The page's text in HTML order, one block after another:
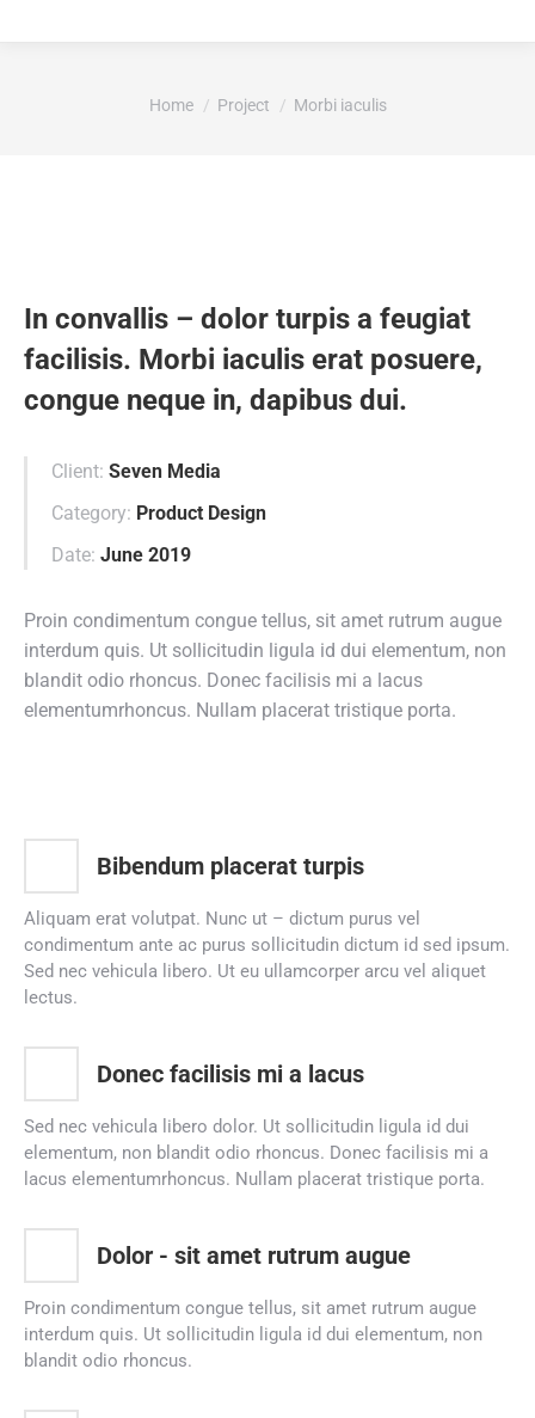
Je bent hier:
Home Project Morbi iaculis
In convallis – dolor turpis a feugiat
facilisis. Morbi iaculis erat posuere,
congue neque in, dapibus dui.
Client: Seven Media
Category: Product Design
Date: June 2019
Proin condimentum congue tellus, sit amet rutrum augue
interdum quis. Ut sollicitudin ligula id dui elementum, non
blandit odio rhoncus. Donec facilisis mi a lacus
elementumrhoncus. Nullam placerat tristique porta.
Bibendum placerat turpis
Aliquam erat volutpat. Nunc ut – dictum purus vel
condimentum ante ac purus sollicitudin dictum id sed ipsum.
Sed nec vehicula libero. Ut eu ullamcorper arcu vel aliquet
lectus.
Donec facilisis mi a lacus
Sed nec vehicula libero dolor. Ut sollicitudin ligula id dui
elementum, non blandit odio rhoncus. Donec facilisis mi a
lacus elementumrhoncus. Nullam placerat tristique porta.
Dolor - sit amet rutrum augue
Proin condimentum congue tellus, sit amet rutrum augue
interdum quis. Ut sollicitudin ligula id dui elementum, non
blandit odio rhoncus.